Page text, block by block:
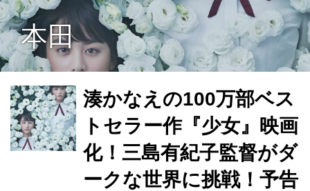
本田
湊かなえの100万部ベス
トセラー作『少女』映画
化！三島有紀子監督がダ
ークな世界に挑戦！予告